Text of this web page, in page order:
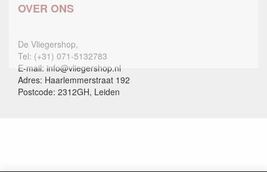
OVER ONS
De Vliegershop,
Tel: (+31) 071-5132783
E-mail: info@vliegershop.nl
Adres: Haarlemmerstraat 192
Postcode: 2312GH, Leiden